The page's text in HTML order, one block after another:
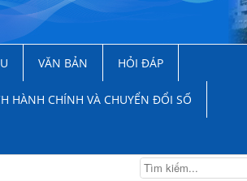
VĂN BẢN HỎI ĐÁP
HÀNH CHÍNH VÀ CHUYỂN ĐỔI SỐ